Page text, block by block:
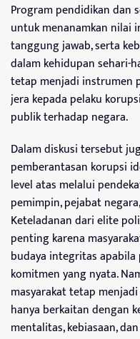
Program pendidikan dan
untuk menanamkan nilai
tanggung jawab, serta
dalam kehidupan sehari-
tetap menjadi instrumen
jera kepada pelaku
publik terhadap negara.
Dalam diskusi tersebut
pemberantasan korupsi
level atas melalui
pemimpin, pejabat
Keteladanan dari elite
penting karena
budaya integritas
komitmen yang nyata.
masyarakat tetap
hanya berkaitan dengan
mentalitas, kebiasaan,